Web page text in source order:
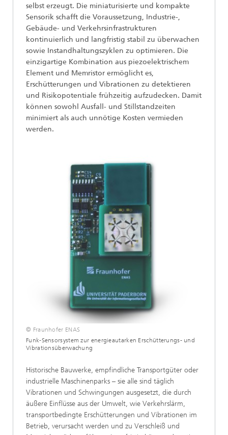
selbst erzeugt. Die miniaturisierte und kompakte
Sensorik schafft die Voraussetzung, Industrie-,
Gebäude- und Verkehrsinfrastrukturen
kontinuierlich und langfristig stabil zu überwachen
sowie Instandhaltungszyklen zu optimieren. Die
einzigartige Kombination aus piezoelektrischem
Element und Memristor ermöglicht es,
Erschütterungen und Vibrationen zu detektieren
und Risikopotentiale frühzeitig aufzudecken. Damit
können sowohl Ausfall- und Stillstandzeiten
minimiert als auch unnötige Kosten vermieden
werden.
© Fraunhofer ENAS
Funk-Sensorsystem zur energieautarken Erschütterungs- und
Vibrationsüberwachung
Historische Bauwerke, empfindliche Transportgüter oder
industrielle Maschinenparks – sie alle sind täglich
Vibrationen und Schwingungen ausgesetzt, die durch
äußere Einflüsse aus der Umwelt, wie Verkehrslärm,
transportbedingte Erschütterungen und Vibrationen im
Betrieb, verursacht werden und zu Verschleiß und